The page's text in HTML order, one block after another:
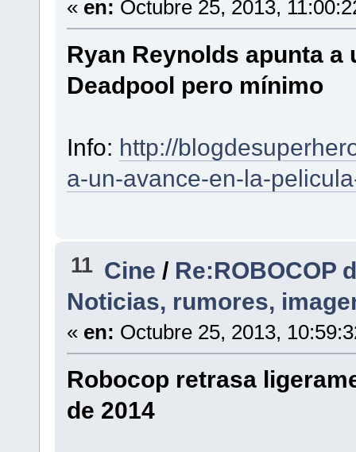
« en: Octubre 25, 2013,
Ryan Reynolds apunta a
Deadpool pero mínimo
Info: http://
a-un-avance-en-la-
11 Cine/ Re:ROBOCOP
Noticias, rumores,
« en: Octubre 25, 2013,
Robocop retrasa
de 2014